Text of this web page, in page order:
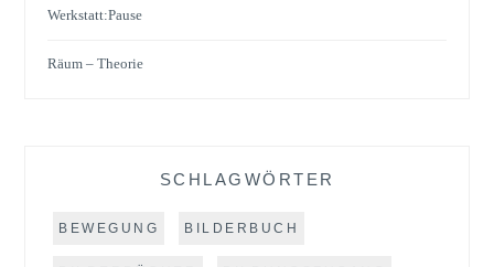
Werkstatt:Pause
Räum – Theorie
SCHLAGWÖRTER
BEWEGUNG BILDERBUCH